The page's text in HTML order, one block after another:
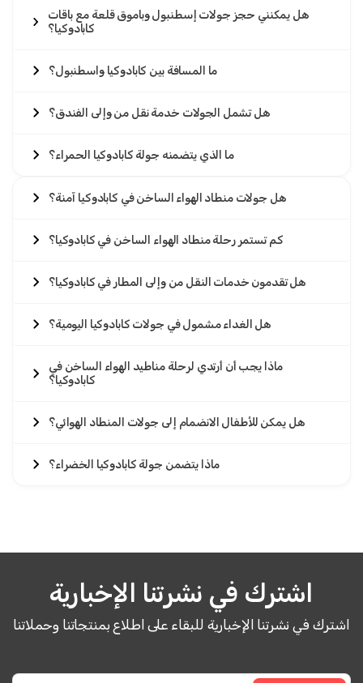
هل يمكنني حجز جولات إسطنبول وباموق قلعة مع باقات
كابادوكيا؟
ما المسافة بين كابادوكيا واسطنبول؟
هل تشمل الجولات خدمة نقل من وإلى الفندق؟
ما الذي يتضمنه جولة كابادوكيا الحمراء؟
هل جولات منطاد الهواء الساخن في كابادوكيا آمنة؟
كم تستمر رحلة منطاد الهواء الساخن في كابادوكيا؟
هل تقدمون خدمات النقل من وإلى المطار في كابادوكيا؟
هل الغداء مشمول في جولات كابادوكيا اليومية؟
ماذا يجب أن أرتدي لرحلة مناطيد الهواء الساخن في
كابادوكيا؟
هل يمكن للأطفال الانضمام إلى جولات المنطاد الهوائي؟
ماذا يتضمن جولة كابادوكيا الخضراء؟
اشترك في نشرتنا الإخبارية
اشترك في نشرتنا الإخبارية للبقاء على اطلاع بمنتجاتنا وحملاتنا